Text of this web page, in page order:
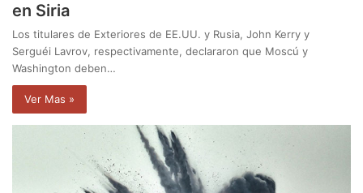
en Siria
Los titulares de Exteriores de EE.UU. y Rusia, John Kerry y
Serguéi Lavrov, respectivamente, declararon que Moscú y
Washington deben…
Ver Mas »